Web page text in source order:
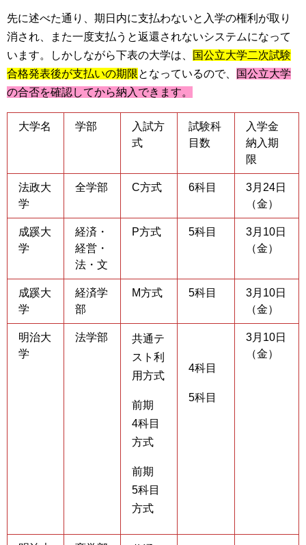
先に述べた通り、期日内に支払わないと入学の権利が取り
消され、また一度支払うと返還されないシステムになって
います。しかしながら下表の大学は、
国公立大学二次試験
合格発表後が支払いの期限となっているので、
国公立大学
の合否を確認してから納入できます。
大学名 学部
入試方
式
試験科
目数
入学金
納入期
限
法政大
学
全学部 C方式 6科目
3月24日
（金）
成蹊大
学
経済・
経営・
法・文
P方式 5科目
3月10日
（金）
成蹊大
学
経済学
部
M方式 5科目
3月10日
（金）
明治大
学
法学部
共通テ
スト利
用方式
前期
4科目
方式
前期
5科目
方式
4科目
5科目
3月10日
（金）